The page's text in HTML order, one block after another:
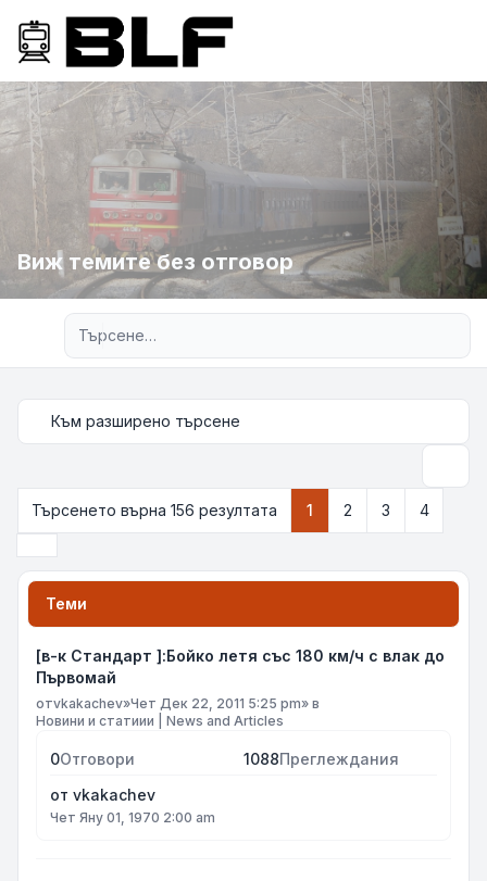
Виж темите без отговор
Към разширено търсене
Търсенето върна 156 резултата
1 2 3
4
Теми
[в-к Стандарт ]:Бойко летя със 180 км/ч с влак до
Първомай
отvkakachev»Чет Дек 22, 2011 5:25 pm» в
Новини и статиии | News and Articles
0Отговори 1088Преглеждания
от vkakachev
Чет Яну 01, 1970 2:00 am